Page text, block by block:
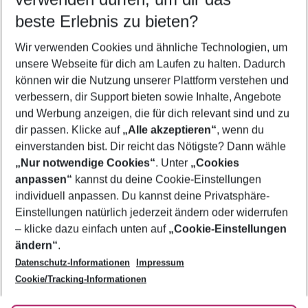
5-8 Nächte
2 Erwachsene Keine Kinder
Mehr Filter anzeigen
Footer
Footer navigation
Über uns
AGB
Bestpreisgarantie
Cookie-Einstellungen ändern
Cookie-Richtlinie
Agenturbetreuung
Barrierefreies Reisen
Folge uns
beste Erlebnis zu bieten?
Wir verwenden Cookies und ähnliche Technologien, um
unsere Webseite für dich am Laufen zu halten. Dadurch
können wir die Nutzung unserer Plattform verstehen und
verbessern, dir Support bieten sowie Inhalte, Angebote
und Werbung anzeigen, die für dich relevant sind und zu
dir passen. Klicke auf „Alle akzeptieren“, wenn du
einverstanden bist. Dir reicht das Nötigste? Dann wähle
„Nur notwendige Cookies“. Unter „Cookies
anpassen“ kannst du deine Cookie-Einstellungen
individuell anpassen. Du kannst deine Privatsphäre-
Einstellungen natürlich jederzeit ändern oder widerrufen
– klicke dazu einfach unten auf „Cookie-Einstellungen
ändern“.
Datenschutz-Informationen
Impressum
Cookie/Tracking-Informationen